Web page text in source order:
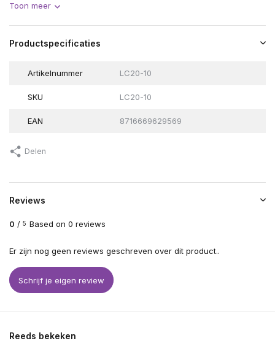
Toon meer
Productspecificaties
Artikelnummer LC20-10
SKU LC20-10
EAN 8716669629569
Delen
Reviews
0 / 5 Based on 0 reviews
Er zijn nog geen reviews geschreven over dit product..
Schrijf je eigen review
Reeds bekeken